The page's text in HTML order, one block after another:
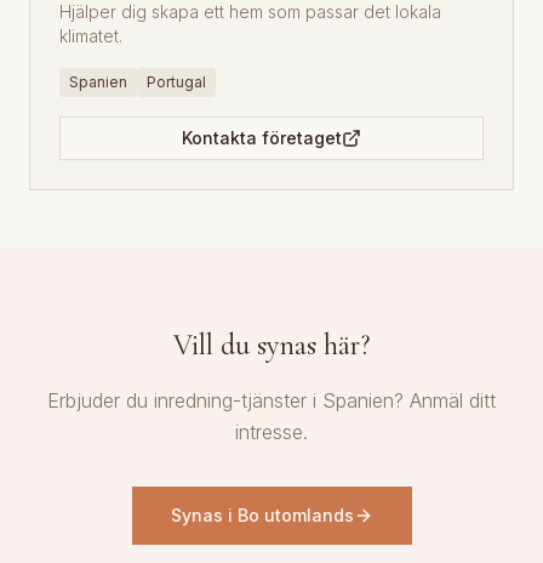
Hjälper dig skapa ett hem som passar det lokala
klimatet.
Spanien Portugal
Kontakta företaget
Vill du synas här?
Erbjuder du inredning-tjänster i Spanien? Anmäl ditt
intresse.
Synas i Bo utomlands